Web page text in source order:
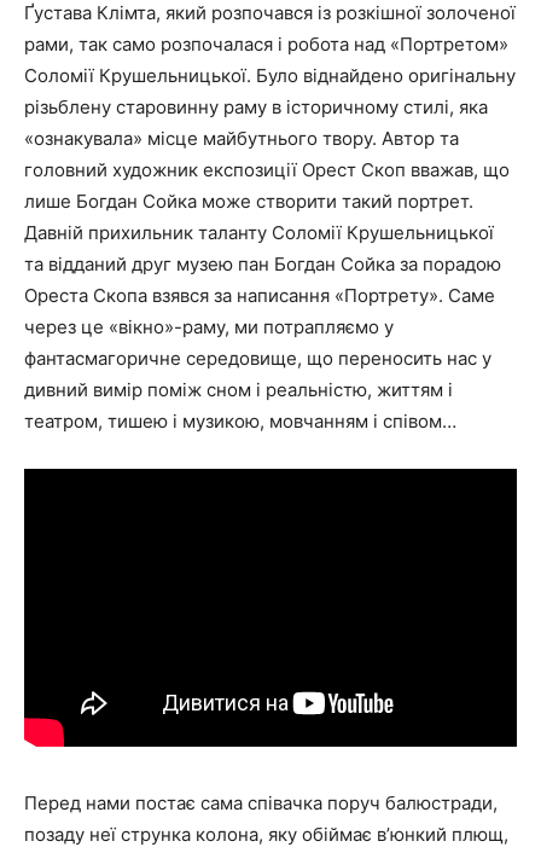
Ґустава Клімта, який розпочався із розкішної золоченої
рами, так само розпочалася і робота над «Портретом»
Соломії Крушельницької. Було віднайдено оригінальну
різьблену старовинну раму в історичному стилі, яка
«ознакувала» місце майбутнього твору. Автор та
головний художник експозиції Орест Скоп вважав, що
лише Богдан Сойка може створити такий портрет.
Давній прихильник таланту Соломії Крушельницької
та відданий друг музею пан Богдан Сойка за порадою
Ореста Скопа взявся за написання «Портрету». Саме
через це «вікно»-раму, ми потрапляємо у
фантасмагоричне середовище, що переносить нас у
дивний вимір поміж сном і реальністю, життям і
театром, тишею і музикою, мовчанням і співом…
Перед нами постає сама співачка поруч балюстради,
позаду неї струнка колона, яку обіймає в’юнкий плющ,